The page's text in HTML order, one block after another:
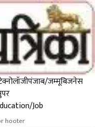
पंजाब/जम्मूबिजनेस
Job
hooter